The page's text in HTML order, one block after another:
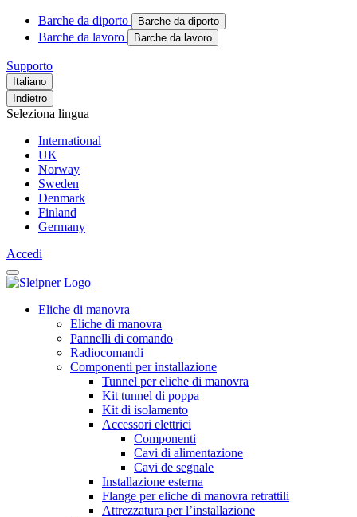
Barche da diporto Barche da diporto
Barche da lavoro Barche da lavoro
Supporto
Italiano
Indietro
Seleziona lingua
International
UK
Norway
Sweden
Denmark
Finland
Germany
Accedi
Eliche di manovra
Eliche di manovra
Pannelli di comando
Radiocomandi
Componenti per installazione
Tunnel per eliche di manovra
Kit tunnel di poppa
Kit di isolamento
Accessori elettrici
Componenti
Cavi di alimentazione
Cavi de segnale
Installazione esterna
Flange per eliche di manovra retrattili
Attrezzatura per l’installazione